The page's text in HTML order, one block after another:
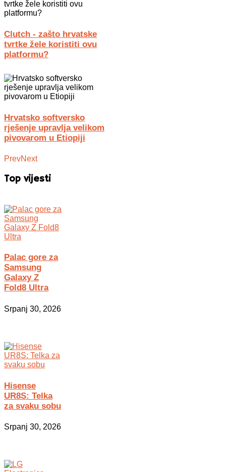
Clutch - zašto hrvatske
tvrtke žele koristiti ovu
platformu?
Hrvatsko softversko
rješenje upravlja velikom
pivovarom u Etiopiji
PrevNext
Top vijesti
Palac gore za
Samsung
Galaxy Z
Fold8 Ultra
Srpanj 30, 2026
Hisense
UR8S: Telka
za svaku sobu
Srpanj 30, 2026